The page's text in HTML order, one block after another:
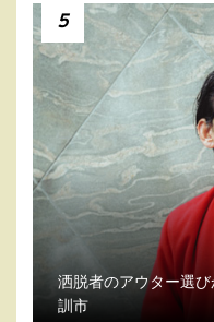
5
洒脱者のアウター選
訓市